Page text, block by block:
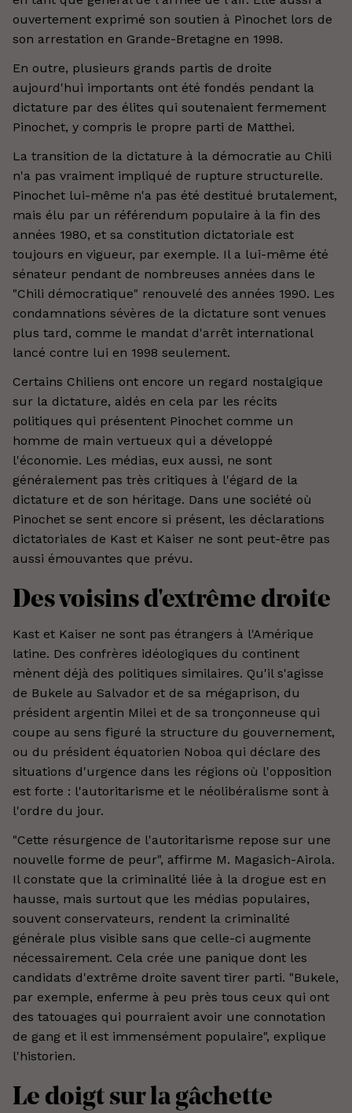
ouvertement exprimé son soutien à Pinochet lors de
son arrestation en Grande-Bretagne en 1998.
En outre, plusieurs grands partis de droite
aujourd'hui importants ont été fondés pendant la
dictature par des élites qui soutenaient fermement
Pinochet, y compris le propre parti de Matthei.
La transition de la dictature à la démocratie au Chili
n'a pas vraiment impliqué de rupture structurelle.
Pinochet lui-même n'a pas été destitué brutalement,
mais élu par un référendum populaire à la fin des
années 1980, et sa constitution dictatoriale est
toujours en vigueur, par exemple. Il a lui-même été
sénateur pendant de nombreuses années dans le
"Chili démocratique" renouvelé des années 1990. Les
condamnations sévères de la dictature sont venues
plus tard, comme le mandat d'arrêt international
lancé contre lui en 1998 seulement.
Certains Chiliens ont encore un regard nostalgique
sur la dictature, aidés en cela par les récits
politiques qui présentent Pinochet comme un
homme de main vertueux qui a développé
l'économie. Les médias, eux aussi, ne sont
généralement pas très critiques à l'égard de la
dictature et de son héritage. Dans une société où
Pinochet se sent encore si présent, les déclarations
dictatoriales de Kast et Kaiser ne sont peut-être pas
aussi émouvantes que prévu.
Des voisins d'extrême droite
Kast et Kaiser ne sont pas étrangers à l'Amérique
latine. Des confrères idéologiques du continent
mènent déjà des politiques similaires. Qu'il s'agisse
de Bukele au Salvador et de sa mégaprison, du
président argentin Milei et de sa tronçonneuse qui
coupe au sens figuré la structure du gouvernement,
ou du président équatorien Noboa qui déclare des
situations d'urgence dans les régions où l'opposition
est forte : l'autoritarisme et le néolibéralisme sont à
l'ordre du jour.
"Cette résurgence de l'autoritarisme repose sur une
nouvelle forme de peur", affirme M. Magasich-Airola.
Il constate que la criminalité liée à la drogue est en
hausse, mais surtout que les médias populaires,
souvent conservateurs, rendent la criminalité
générale plus visible sans que celle-ci augmente
nécessairement. Cela crée une panique dont les
candidats d'extrême droite savent tirer parti. "Bukele,
par exemple, enferme à peu près tous ceux qui ont
des tatouages qui pourraient avoir une connotation
de gang et il est immensément populaire", explique
l'historien.
Le doigt sur la gâchette